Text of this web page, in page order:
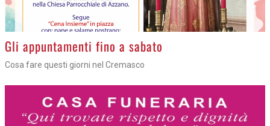
Gli appuntamenti fino a sabato
Cosa fare questi giorni nel Cremasco